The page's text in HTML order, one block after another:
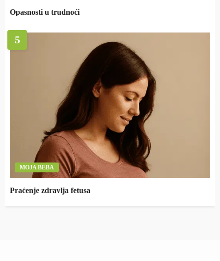
Opasnosti u trudnoći
5
MOJA BEBA
Praćenje zdravlja fetusa